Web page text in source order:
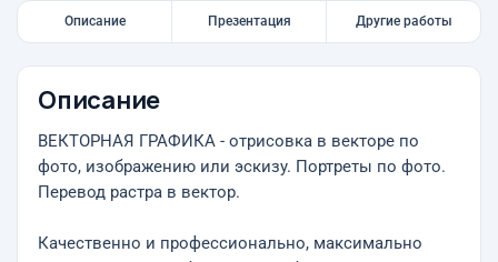
Описание Презентация Другие работы
Описание
ВЕКТОРНАЯ ГРАФИКА - отрисовка в векторе по
фото, изображению или эскизу. Портреты по фото.
Перевод растра в вектор.
Качественно и профессионально, максимально